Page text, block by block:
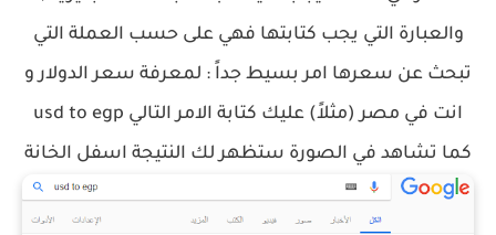
والعبارة التي يجب كتابتها فهي على حسب العملة التي
تبحث عن سعرها امر بسيط جداً : لمعرفة سعر الدولار و
انت في مصر (مثلاً) عليك كتابة الامر التالي usd to egp
كما تشاهد في الصورة ستظهر لك النتيجة اسفل الخانة